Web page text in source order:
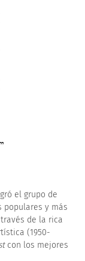
el grupo de
populares y más
de la rica
(1950-
con los mejores